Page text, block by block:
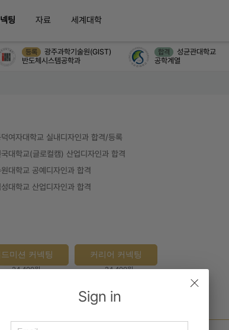
팅 자료 세계대학
등록
광주과학기술원(GIST)
반도체시스템공학과
합격
성균관대학교
공학계열
Sign in
여자대학교 실내디자인과 합격/등록
국대학교(글로컬캠) 산업디자인과 합격
대학교 공예디자인과 합격
대학교 산업디자인과 합격
드미션 커넥팅
24,400원
커리어 커넥팅
24,400원